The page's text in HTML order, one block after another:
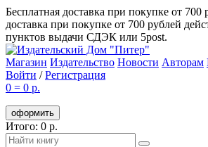
Бесплатная доставка при покупке от 700
доставка при покупке от 700 рублей
пунктов выдачи СДЭК или 5post.
Магазин Издательство Новости Авторам
Войти /Регистрация
0 = 0 р.
оформить
Итого: 0 р.